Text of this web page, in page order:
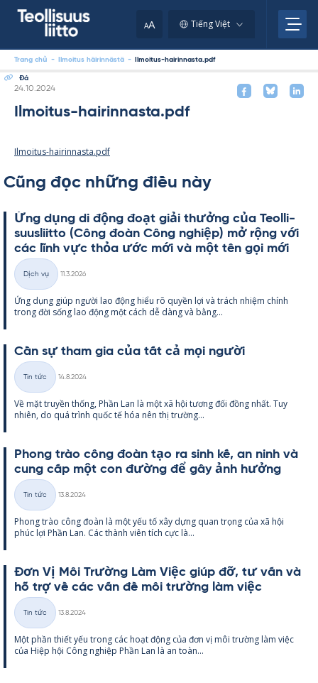
AA Tiếng Việt
Trang chủ - Ilmoitus häirinnästä - Ilmoitus-hairinnasta.pdf
Đá
Kirjoitettu
24.10.2024
Ilmoitus-hairinnasta.pdf
Ilmoitus-hairinnasta.pdf
Cũng đọc những điều này
Ứng dụng di động đoạt giải thưởng của Teol­li­
suus­liitto (Công đoàn Công ng­hiệp) mở rộng với
các lĩnh vực thỏa ước mới và một tên gọi mới
Thể
loại
Dịch vụ
11.3.2026
Ứng dụng giúp người lao động hiểu rõ qu­yền lợi và trách nhiệm chính
trong đời sống lao động một cách dễ dàng và bằng...
Cần sự tham gia của tất cả mọi người
Thể
loại
Tin tức
14.8.2024
Về mặt tru­yền thống, Phần Lan là một xã hội tương đối đồng nhất. Tuy
nhiên, do quá trình quốc tế hóa nên thị trường...
Phong trào công đoàn tạo ra sinh kế, an ninh và
cung cấp một con đường để gây ảnh hưởng
Thể
loại
Tin tức
13.8.2024
Phong trào công đoàn là một yếu tố xây dựng quan trọng của xã hội
phúc lợi Phần Lan. Các thành viên tích cực là...
Đơn Vị Môi Trường Làm Việc giúp đỡ, tư vấn và
hỗ trợ về các vấn đề môi trường làm việc
Thể
loại
Tin tức
13.8.2024
Một phần thiết yếu trong các hoạt động của đơn vị môi trường làm việc
của Hiệp hội Công ng­hiệp Phần Lan là an toàn...